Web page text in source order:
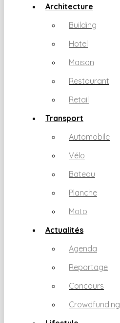
Architecture
Building
Hotel
Maison
Restaurant
Retail
Transport
Automobile
Vélo
Bateau
Planche
Moto
Actualités
Agenda
Reportage
Concours
Crowdfunding